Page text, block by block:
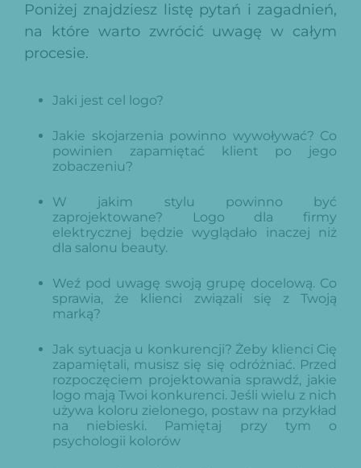
Poniżej znajdziesz listę pytań i zagadnień,
na które warto zwrócić uwagę w całym
procesie.
Jaki jest cel logo?
Jakie skojarzenia powinno wywoływać? Co
powinien zapamiętać klient po jego
zobaczeniu?
W jakim stylu powinno być
zaprojektowane? Logo dla firmy
elektrycznej będzie wyglądało inaczej niż
dla salonu beauty.
Weź pod uwagę swoją grupę docelową. Co
sprawia, że klienci związali się z Twoją
marką?
Jak sytuacja u konkurencji? Żeby klienci Cię
zapamiętali, musisz się się odróżniać. Przed
rozpoczęciem projektowania sprawdź, jakie
logo mają Twoi konkurenci. Jeśli wielu z nich
używa koloru zielonego, postaw na przykład
na niebieski. Pamiętaj przy tym o
psychologii kolorów